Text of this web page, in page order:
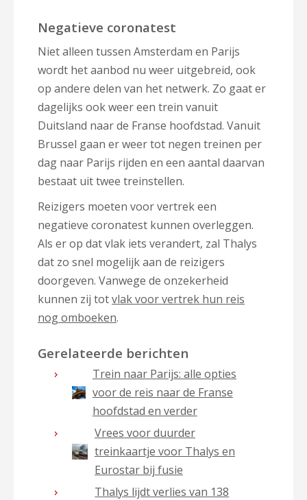
Negatieve coronatest
Niet alleen tussen Amsterdam en Parijs
wordt het aanbod nu weer uitgebreid, ook
op andere delen van het netwerk. Zo gaat er
dagelijks ook weer een trein vanuit
Duitsland naar de Franse hoofdstad. Vanuit
Brussel gaan er weer tot negen treinen per
dag naar Parijs rijden en een aantal daarvan
bestaat uit twee treinstellen.
Reizigers moeten voor vertrek een
negatieve coronatest kunnen overleggen.
Als er op dat vlak iets verandert, zal Thalys
dat zo snel mogelijk aan de reizigers
doorgeven. Vanwege de onzekerheid
kunnen zij totvlak voor vertrek hun reis
nog omboeken.
Gerelateerde berichten
Trein naar Parijs: alle opties
voor de reis naar de Franse
hoofdstad en verder
Vrees voor duurder
treinkaartje voor Thalys en
Eurostar bij fusie
Thalys lijdt verlies van 138